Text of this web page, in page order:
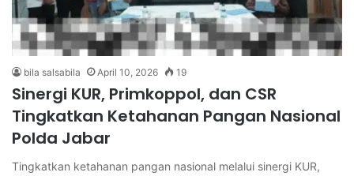
bila salsabila April 10, 2026 19
Sinergi KUR, Primkoppol, dan CSR
Tingkatkan Ketahanan Pangan Nasional
Polda Jabar
Tingkatkan ketahanan pangan nasional melalui sinergi KUR,